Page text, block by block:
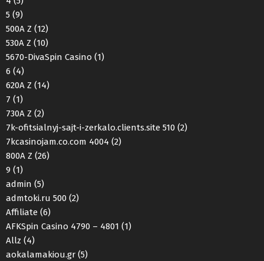
5 (9)
500A Z (12)
530A Z (10)
5670-DivaSpin Casino (1)
6 (4)
620A Z (14)
7 (1)
730A Z (2)
7k-ofitsialnyj-sajt-i-zerkalo.clients.site 510 (2)
7kcasinojam.co.com 4004 (2)
800A Z (26)
9 (1)
admin (5)
admtoki.ru 500 (2)
Affiliate (6)
AFKSpin Casino 4790 – 4801 (1)
Allz (4)
aokalamakiou.gr (5)